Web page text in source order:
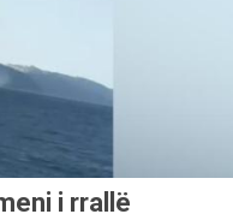
i rrallë